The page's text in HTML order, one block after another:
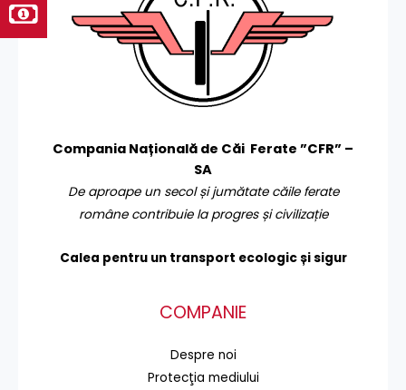
Compania Națională de Căi Ferate ”CFR” –
SA
De aproape un secol și jumătate căile ferate
române contribuie la progres și civilizație
Calea pentru un transport ecologic și sigur
COMPANIE
Despre noi
Protecţia mediului